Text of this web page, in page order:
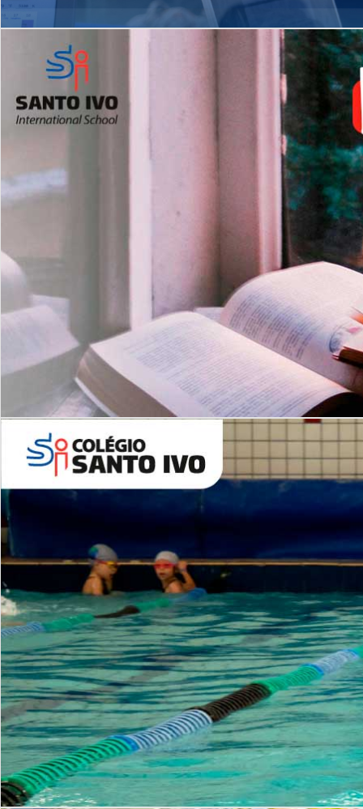
Matrículas Abertas 2026
Leituras Literárias
2º AO 5º ANO FUNDAMENTAL
es
Com imersão Bilingue - Anos
Finais
6º AO 9º ANO FUNDAMENTAL
Inglês: Turmas Reduzidas
(Proficiência)
ALUNOS NOVOS
Entre em Contato
INSTITUCIONAL